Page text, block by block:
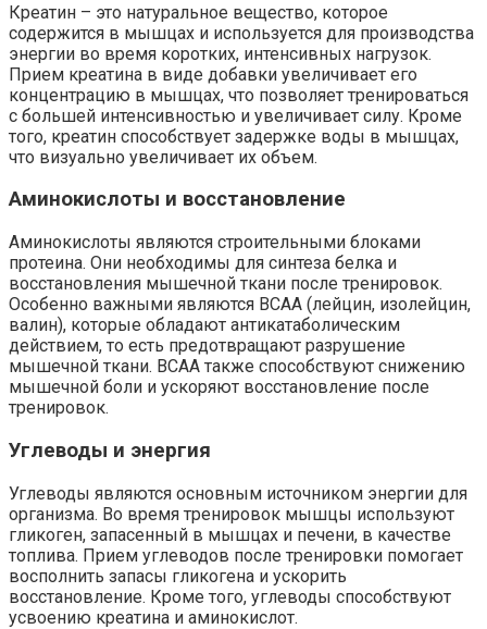
Креатин – это натуральное вещество, которое
содержится в мышцах и используется для производства
энергии во время коротких, интенсивных нагрузок.
Прием креатина в виде добавки увеличивает его
концентрацию в мышцах, что позволяет тренироваться
с большей интенсивностью и увеличивает силу. Кроме
того, креатин способствует задержке воды в мышцах,
что визуально увеличивает их объем.
Аминокислоты и восстановление
Аминокислоты являются строительными блоками
протеина. Они необходимы для синтеза белка и
восстановления мышечной ткани после тренировок.
Особенно важными являются BCAA (лейцин, изолейцин,
валин), которые обладают антикатаболическим
действием, то есть предотвращают разрушение
мышечной ткани. BCAA также способствуют снижению
мышечной боли и ускоряют восстановление после
тренировок.
Углеводы и энергия
Углеводы являются основным источником энергии для
организма. Во время тренировок мышцы используют
гликоген, запасенный в мышцах и печени, в качестве
топлива. Прием углеводов после тренировки помогает
восполнить запасы гликогена и ускорить
восстановление. Кроме того, углеводы способствуют
усвоению креатина и аминокислот.